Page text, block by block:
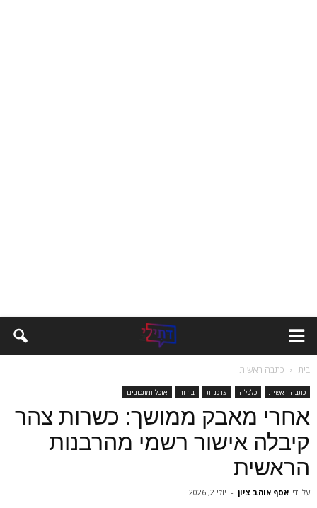
בית כתבה ראשית
כתבה ראשית כלכלה צרכנות בידור אוכל ומתכונים
אחרי מאבק ממושך: כשרות צהר
קיבלה אישור רשמי מהרבנות
הראשית
על ידי אסף אוהב ציון - יולי 2, 2026